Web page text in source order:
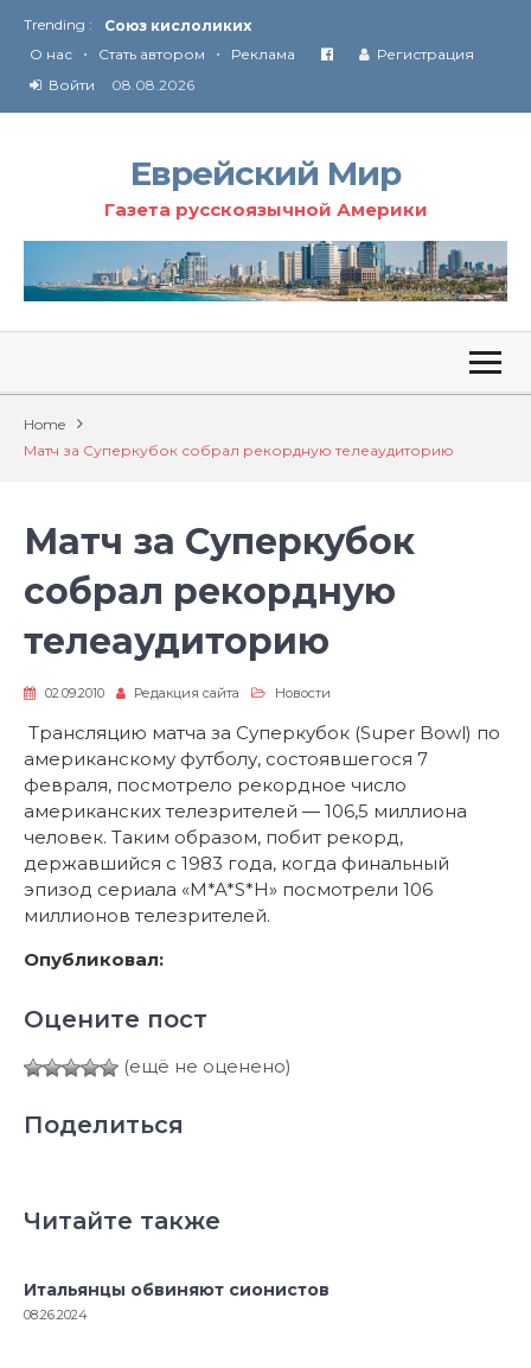
Trending :
Союз кислоликих
Соглашение США с Ираном
Технология Революции в Иране
О нас • Стать автором • Реклама
Регистрация
Войти
08.08.2026
Еврейский Мир
Газета русскоязычной Америки
Home
Матч за Суперкубок собрал рекордную телеаудиторию
Матч за Суперкубок
собрал рекордную
телеаудиторию
02.09.2010 Редакция сайта Новости
Трансляцию матча за Суперкубок (Super Bowl) по
американскому футболу, состоявшегося 7
февраля, посмотрело рекордное число
американских телезрителей — 106,5 миллиона
человек. Таким образом, побит рекорд,
державшийся с 1983 года, когда финальный
эпизод сериала «M*A*S*H» посмотрели 106
миллионов телезрителей.
Опубликовал:
Оцените пост
(ещё не оценено)
Поделиться
Читайте также
Итальянцы обвиняют сионистов
08.26.2024